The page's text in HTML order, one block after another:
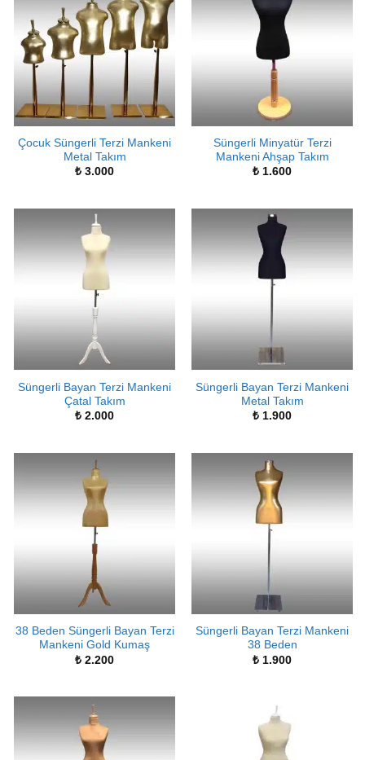
Çocuk Süngerli Terzi Mankeni
Metal Takım
₺ 3.000
Süngerli Minyatür Terzi
Mankeni Ahşap Takım
₺ 1.600
Süngerli Bayan Terzi Mankeni
Çatal Takım
₺ 2.000
Süngerli Bayan Terzi Mankeni
Metal Takım
₺ 1.900
38 Beden Süngerli Bayan Terzi
Mankeni Gold Kumaş
₺ 2.200
Süngerli Bayan Terzi Mankeni
38 Beden
₺ 1.900